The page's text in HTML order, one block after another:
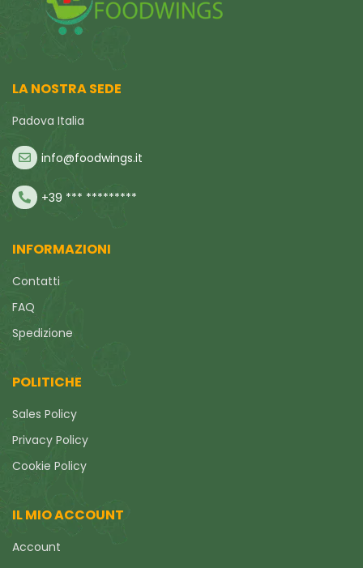
LA NOSTRA SEDE
Padova Italia
info@foodwings.it
+39 *** *********
INFORMAZIONI
Contatti
FAQ
Spedizione
POLITICHE
Sales Policy
Privacy Policy
Cookie Policy
IL MIO ACCOUNT
Account